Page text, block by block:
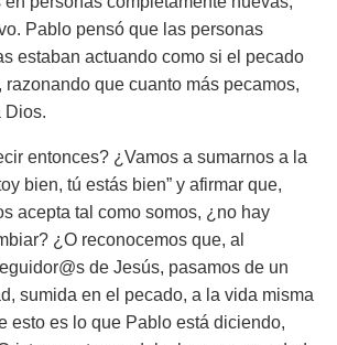
Pablo pensó que las personas
estaban actuando como si el pecado
razonando que cuanto más pecamos,
Dios.
entonces? ¿Vamos a sumarnos a la
bien, tú estás bien” y afirmar que,
acepta tal como somos, ¿no hay
¿O reconocemos que, al
de Jesús, pasamos de un
sumida en el pecado, a la vida misma
esto es lo que Pablo está diciendo,